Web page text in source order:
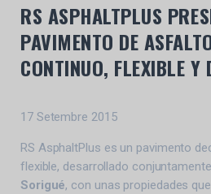
RS ASPHALTPLUS
PAVIMENTO DE
CONTINUO, FLEXIBLE Y
17 Setembre 2015
RS AsphaltPlus es un pavimento
flexible, desarrollado
Sorigué, con unas propiedades